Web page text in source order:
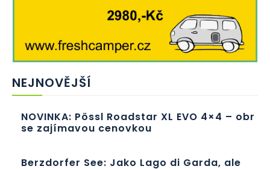
NEJNOVĚJŠÍ
NOVINKA: Pössl Roadstar XL EVO 4×4 – obr
se zajímavou cenovkou
Berzdorfer See: Jako Lago di Garda, ale